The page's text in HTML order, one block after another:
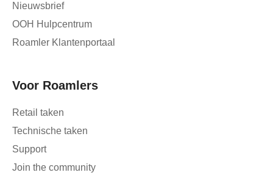
Nieuwsbrief
OOH Hulpcentrum
Roamler Klantenportaal
Voor Roamlers
Retail taken
Technische taken
Support
Join the community